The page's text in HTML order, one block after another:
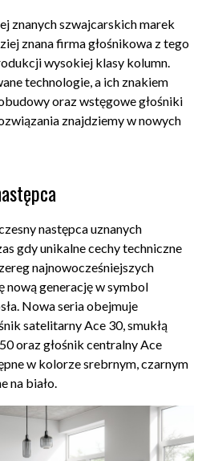
znanych szwajcarskich marek
znana firma głośnikowa z tego
wysokiej klasy kolumn.
technologie, a ich znakiem
oraz wstęgowe głośniki
znajdziemy w nowych
następca uznanych
gdy unikalne cechy techniczne
najnowocześniejszych
nową generację w symbol
Nowa seria obejmuje
satelitarny Ace 30, smukłą
oraz głośnik centralny Ace
w kolorze srebrnym, czarnym
na biało.